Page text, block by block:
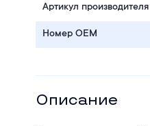
Артикул производителя
Номер OEM
Описание